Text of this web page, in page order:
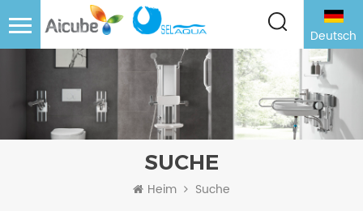
Deutsch
SUCHE
Heim Suche